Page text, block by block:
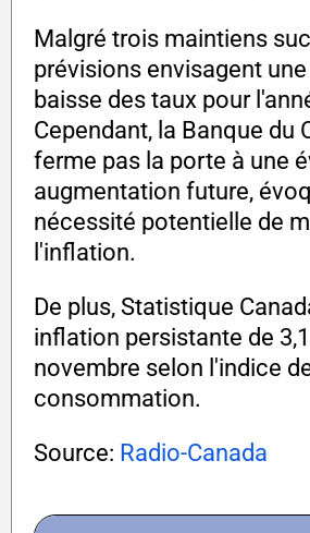
Malgré trois maintiens
prévisions envisagent
baisse des taux pour
Cependant, la Banque du
ferme pas la porte à une
augmentation future,
nécessité potentielle de
l'inflation.
De plus, Statistique
inflation persistante de
novembre selon l'indice
consommation.
Source: Radio-Canada